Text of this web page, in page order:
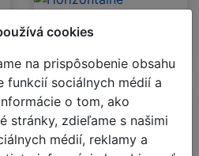
cookies
na prispôsobenie obsahu
funkcií sociálnych médií a
o tom, ako
stránky, zdieľame s našimi
médií, reklamy a
Horizontálne bambusové
žalúzie
Žalúzie so vzhľadom
dreva